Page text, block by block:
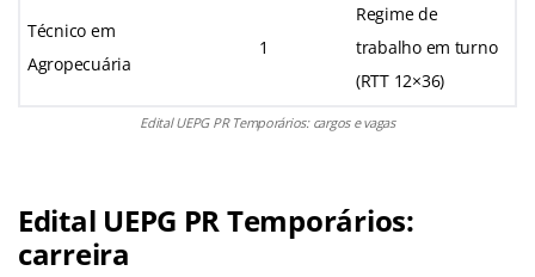
Técnico em
Agropecuária
1
Regime de
trabalho em turno
(RTT 12×36)
Edital UEPG PR Temporários: cargos e vagas
Edital UEPG PR Temporários:
carreira